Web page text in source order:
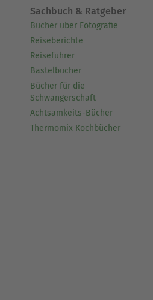
Sachbuch & Ratgeber
Bücher über Fotografie
Reiseberichte
Reiseführer
Bastelbücher
Bücher für die
Schwangerschaft
Achtsamkeits-Bücher
Thermomix Kochbücher